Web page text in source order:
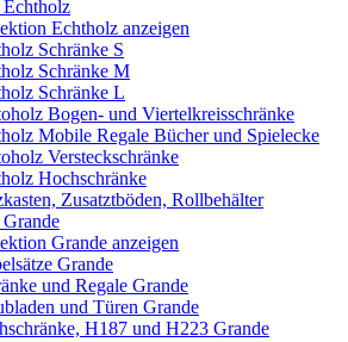
Echtholz anzeigen
Schränke S
Schränke M
Schränke L
Bogen- und Viertelkreisschränke
Mobile Regale Bücher und Spielecke
Versteckschränke
Hochschränke
Zusatztböden, Rollbehälter
Grande anzeigen
Grande
und Regale Grande
und Türen Grande
H187 und H223 Grande